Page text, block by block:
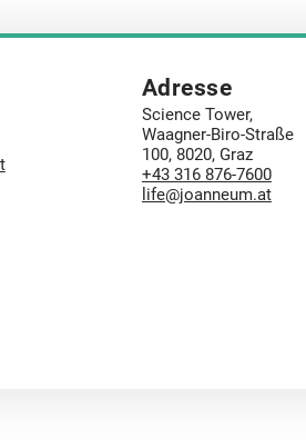
Adresse
Science Tower,
Waagner-Biro-Straße
100, 8020, Graz
+43 316 876-7600
life@joanneum.at